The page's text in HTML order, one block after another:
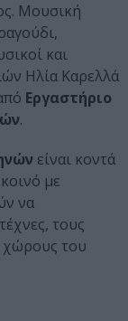
Μουσική
και
Ηλία Καρελλά
Εργαστήριο
.
είναι κοντά
με
να
τους
χώρους του